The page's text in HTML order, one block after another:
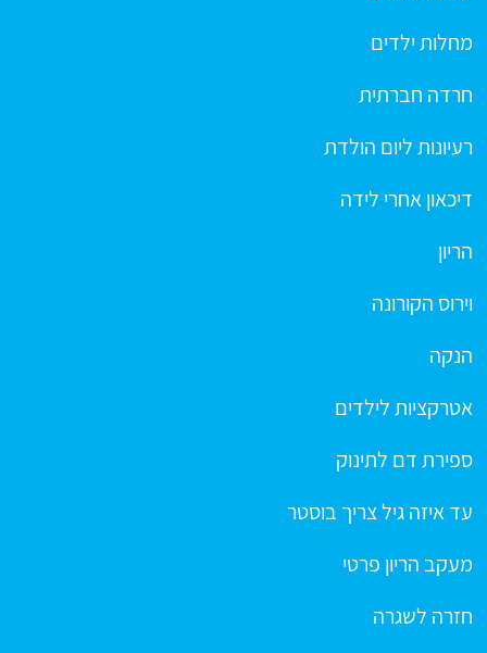
מחלות ילדים
חרדה חברתית
רעיונות ליום הולדת
דיכאון אחרי לידה
הריון
וירוס הקורונה
הנקה
אטרקציות לילדים
ספירת דם לתינוק
עד איזה גיל צריך בוסטר
מעקב הריון פרטי
חזרה לשגרה